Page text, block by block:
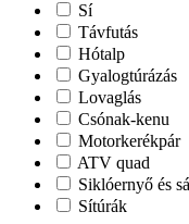
Sí
Távfutás
Hótalp
Gyalogtúrázás
Lovaglás
Csónak-kenu
Motorkerékpár
ATV quad
Siklóernyő és
Sítúrák